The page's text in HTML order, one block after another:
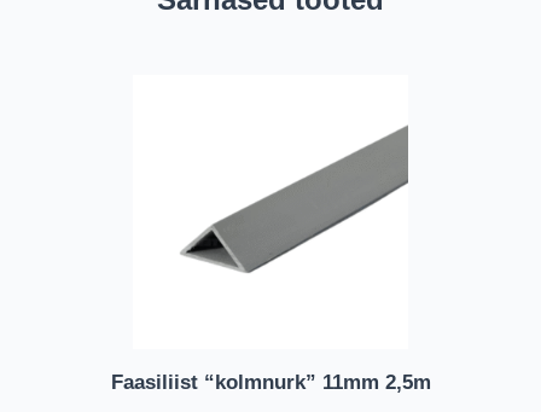
Faasiliist “kolmnurk” 11mm 2,5m